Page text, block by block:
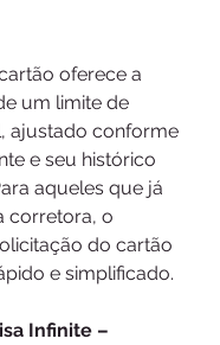
oferece a
um limite de
ajustado conforme
e seu histórico
aqueles que já
corretora, o
do cartão
e simplificado.
Infinite –